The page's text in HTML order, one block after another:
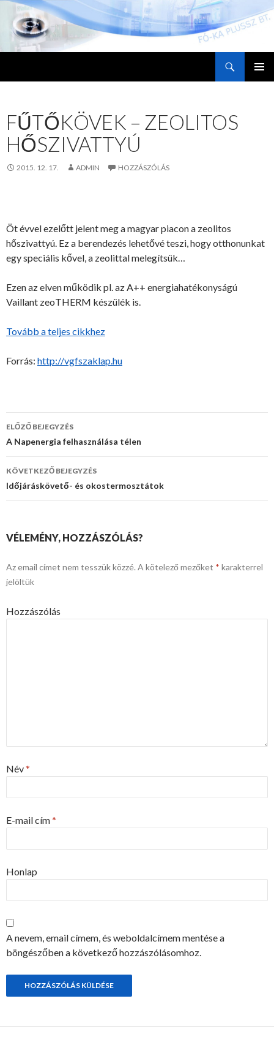
FŰTŐKÖVEK – ZEOLITOS
HŐSZIVATTYÚ
2015. 12. 17. ADMIN HOZZÁSZÓLÁS
Öt évvel ezelőtt jelent meg a magyar piacon a zeolitos
hőszivattyú. Ez a berendezés lehetővé teszi, hogy otthonunkat
egy speciális kővel, a zeolittal melegítsük…
Ezen az elven működik pl. az A++ energiahatékonyságú
Vaillant zeoTHERM készülék is.
Tovább a teljes cikkhez
Forrás: http://vgfszaklap.hu
Bejegyzések
navigációja
ELŐZŐ BEJEGYZÉS
A Napenergia felhasználása télen
KÖVETKEZŐ BEJEGYZÉS
Időjáráskövető- és okostermosztátok
VÉLEMÉNY, HOZZÁSZÓLÁS?
Az email címet nem tesszük közzé. A kötelező mezőket * karakterrel
jelöltük
Hozzászólás
Név*
E-mail cím*
Honlap
A nevem, email címem, és weboldalcímem mentése a
böngészőben a következő hozzászólásomhoz.